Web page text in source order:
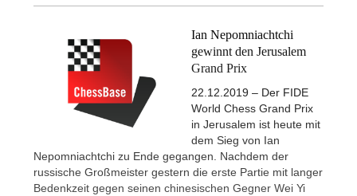
Ian Nepomniachtchi
gewinnt den Jerusalem
Grand Prix
22.12.2019 – Der FIDE
World Chess Grand Prix
in Jerusalem ist heute mit
dem Sieg von Ian
Nepomniachtchi zu Ende gegangen. Nachdem der
russische Großmeister gestern die erste Partie mit langer
Bedenkzeit gegen seinen chinesischen Gegner Wei Yi